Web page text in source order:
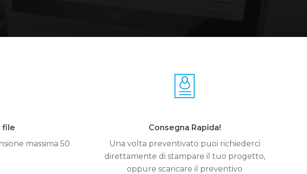
file
massima 50
Consegna Rapida!
Una volta preventivato puoi richiederci
direttamente di stampare il tuo progetto,
oppure scaricare il preventivo